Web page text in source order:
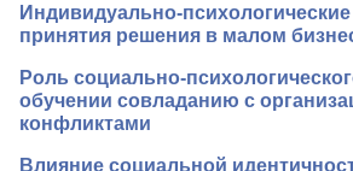
Индивидуально-
принятия решения в малом
Роль социально-
обучении совладанию с
конфликтами
Влияние социальной